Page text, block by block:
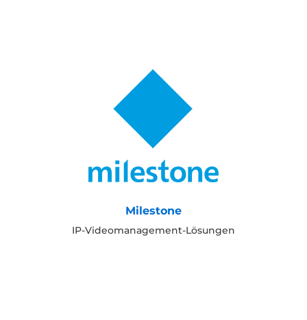
Milestone
IP-Videomanagement-Lösungen